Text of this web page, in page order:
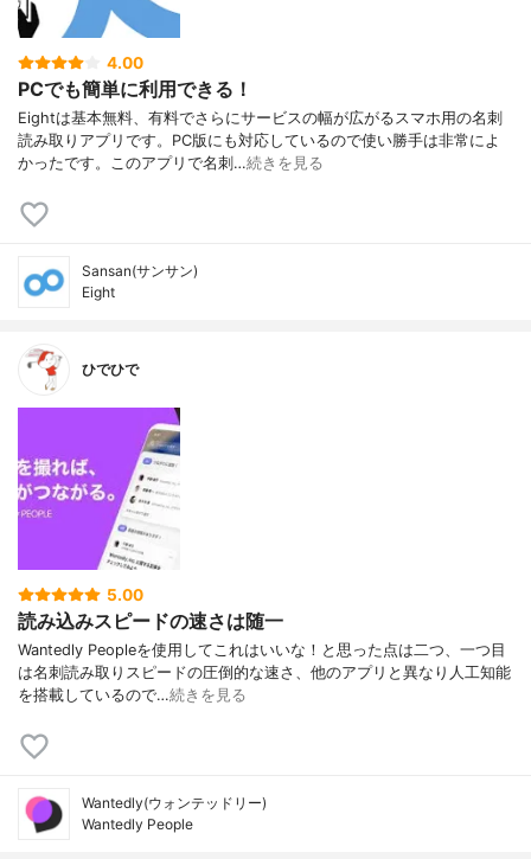
4.00
PCでも簡単に利用できる！
Eightは基本無料、有料でさらにサービスの幅が広がるスマホ用の名刺
読み取りアプリです。PC版にも対応しているので使い勝手は非常によ
かったです。このアプリで名刺…続きを見る
Sansan(サンサン)
Eight
ひでひで
5.00
読み込みスピードの速さは随一
Wantedly Peopleを使用してこれはいいな！と思った点は二つ、一つ目
は名刺読み取りスピードの圧倒的な速さ、他のアプリと異なり人工知能
を搭載しているので…続きを見る
Wantedly(ウォンテッドリー)
Wantedly People